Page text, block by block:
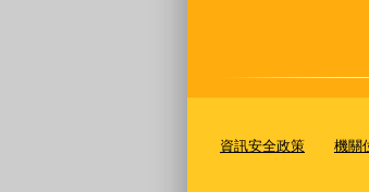
資訊安全政策 機關